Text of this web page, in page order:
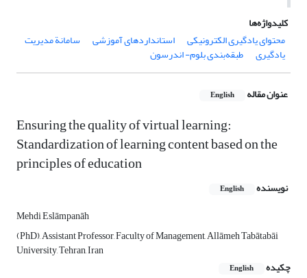
کلیدواژه‌ها
محتوای یادگیری الکترونیکی
استانداردهای آموزشی سامانة مدیریت
یادگیری طبقه‌بندی بلوم- اندرسون
عنوان مقاله English
Ensuring the quality of virtual learning:
Standardization of learning content based on the
principles of education
نویسنده English
Mehdi Eslāmpanāh
(PhD), Assistant Professor, Faculty of Management, Allāmeh Tabātabāi
University, Tehran, Iran
چکیده
English